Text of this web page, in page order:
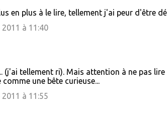
en plus à le lire, tellement j'ai peur d'être
à 11:40
(j'ai tellement ri). Mais attention à ne pas
une bête curieuse...
à 11:55